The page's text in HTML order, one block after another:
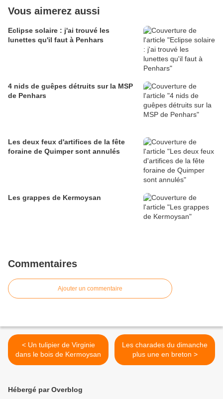
Vous aimerez aussi
Eclipse solaire : j'ai trouvé les
lunettes qu'il faut à Penhars
4 nids de guêpes détruits sur la MSP
de Penhars
Les deux feux d'artifices de la fête
foraine de Quimper sont annulés
Les grappes de Kermoysan
Commentaires
Ajouter un commentaire
< Un tulipier de Virginie
dans le bois de Kermoysan
Les charades du dimanche
plus une en breton >
Hébergé par Overblog